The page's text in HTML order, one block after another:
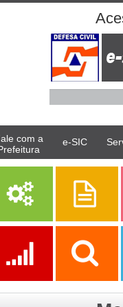
com a
e-SIC
Serviços Publicações